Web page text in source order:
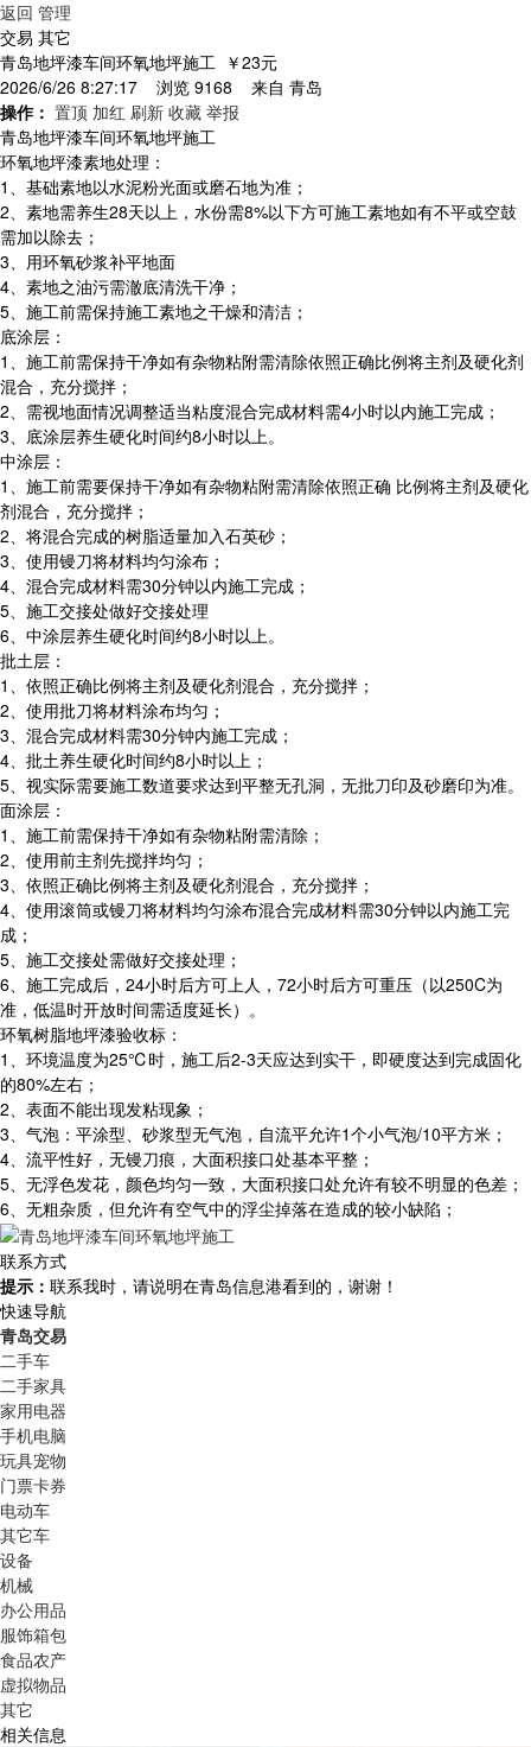
返回 管理
交易 其它
青岛地坪漆车间环氧地坪施工 ￥23元
2026/6/26 8:27:17 浏览 9168 来自 青岛
操作： 置顶 加红 刷新 收藏 举报
青岛地坪漆车间环氧地坪施工
环氧地坪漆素地处理：
1、基础素地以水泥粉光面或磨石地为准；
2、素地需养生28天以上，水份需8%以下方可施工素地如有不平或空鼓
需加以除去；
3、用环氧砂浆补平地面
4、素地之油污需澈底清洗干净；
5、施工前需保持施工素地之干燥和清洁；
底涂层：
1、施工前需保持干净如有杂物粘附需清除依照正确比例将主剂及硬化剂
混合，充分搅拌；
2、需视地面情况调整适当粘度混合完成材料需4小时以内施工完成；
3、底涂层养生硬化时间约8小时以上。
中涂层：
1、施工前需要保持干净如有杂物粘附需清除依照正确 比例将主剂及硬化
剂混合，充分搅拌；
2、将混合完成的树脂适量加入石英砂；
3、使用镘刀将材料均匀涂布；
4、混合完成材料需30分钟以内施工完成；
5、施工交接处做好交接处理
6、中涂层养生硬化时间约8小时以上。
批土层：
1、依照正确比例将主剂及硬化剂混合，充分搅拌；
2、使用批刀将材料涂布均匀；
3、混合完成材料需30分钟内施工完成；
4、批土养生硬化时间约8小时以上；
5、视实际需要施工数道要求达到平整无孔洞，无批刀印及砂磨印为准。
面涂层：
1、施工前需保持干净如有杂物粘附需清除；
2、使用前主剂先搅拌均匀；
3、依照正确比例将主剂及硬化剂混合，充分搅拌；
4、使用滚筒或镘刀将材料均匀涂布混合完成材料需30分钟以内施工完
成；
5、施工交接处需做好交接处理；
6、施工完成后，24小时后方可上人，72小时后方可重压（以250C为
准，低温时开放时间需适度延长）。
环氧树脂地坪漆验收标：
1、环境温度为25℃时，施工后2-3天应达到实干，即硬度达到完成固化
的80%左右；
2、表面不能出现发粘现象；
3、气泡：平涂型、砂浆型无气泡，自流平允许1个小气泡/10平方米；
4、流平性好，无镘刀痕，大面积接口处基本平整；
5、无浮色发花，颜色均匀一致，大面积接口处允许有较不明显的色差；
6、无粗杂质，但允许有空气中的浮尘掉落在造成的较小缺陷；
联系方式
提示： 联系我时，请说明在青岛信息港看到的，谢谢！
快速导航
青岛交易
二手车
二手家具
家用电器
手机电脑
玩具宠物
门票卡券
电动车
其它车
设备
机械
办公用品
服饰箱包
食品农产
虚拟物品
其它
相关信息